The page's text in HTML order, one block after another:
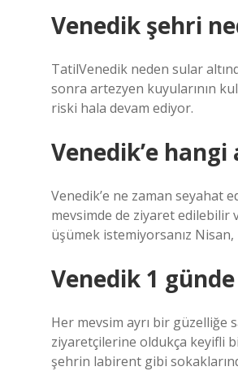
Venedik şehri
TatilVenedik neden sular
sonra artezyen kuyularının
riski hala devam ediyor.
Venedik’e
Venedik’e ne zaman seyahat
mevsimde de ziyaret edilebilir
üşümek istemiyorsanız
Venedik 1
Her mevsim ayrı bir güzelliğe
ziyaretçilerine oldukça keyifli
şehrin labirent gibi